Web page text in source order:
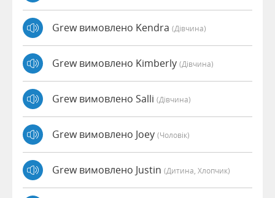
Grew вимовлено Kendra (дівчина)
Grew вимовлено Kimberly (дівчина)
Grew вимовлено Salli (дівчина)
Grew вимовлено Joey (чоловік)
Grew вимовлено Justin (дитина, Хлопчик)